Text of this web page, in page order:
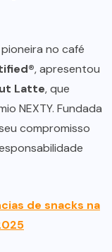
pioneira no café
, apresentou
Latte, que
NEXTY. Fundada
compromisso
de snacks na